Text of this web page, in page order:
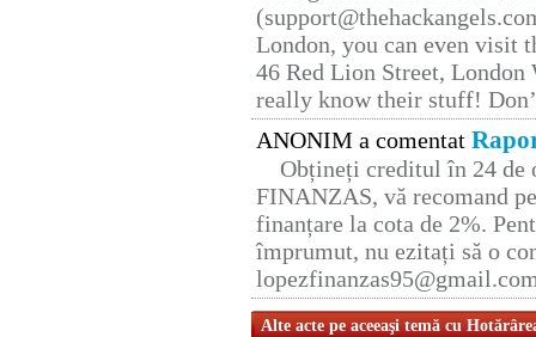
London, you can even visit
46 Red Lion Street, London
really know their stuff!
ANONIM a comentat
Obțineți creditul în 24 de
FINANZAS, vă recomand
finanțare la cota de 2%.
împrumut, nu ezitați să o
Alte acte pe aceeaşi temă cu